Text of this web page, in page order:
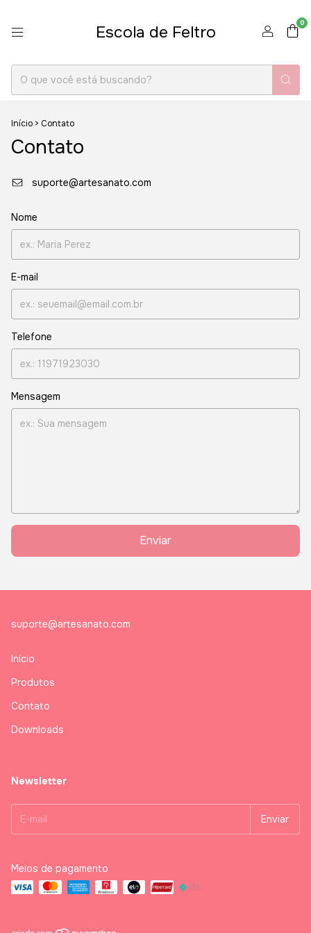
Escola de Feltro 0
Início > Contato
Contato
suporte@artesanato.com
Nome
E-mail
Telefone
Mensagem
Enviar
suporte@artesanato.com
Início
Produtos
Contato
Downloads
Newsletter
Meios de pagamento